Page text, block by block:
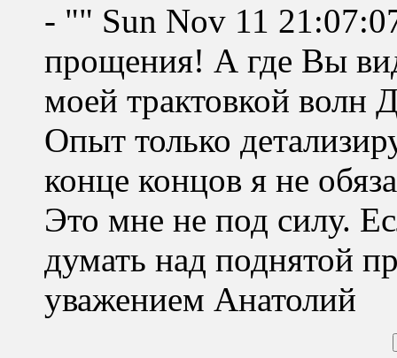
- "" Sun Nov 11
прощения! А где Вы
моей трактовкой волн
Опыт только
конце концов я не
Это мне не под силу.
думать над поднятой
уважением Анатолий